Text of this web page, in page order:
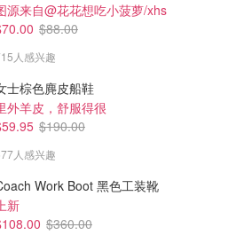
源来自@花花想吃小菠萝/xhs
$88.00
人感兴趣
士棕色麂皮船鞋
外羊皮，舒服得很
$190.00
人感兴趣
Work Boot 黑色工装靴
新
$360.00